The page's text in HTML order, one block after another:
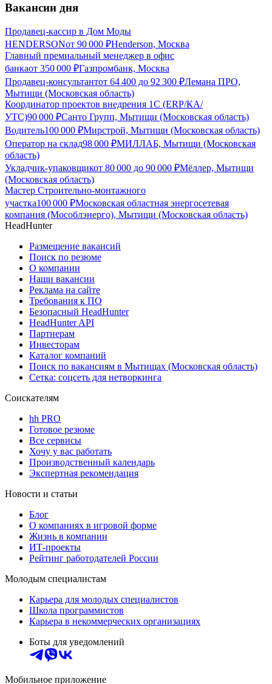
Вакансии дня
Продавец-кассир в Дом Моды
HENDERSONот 90 000 ₽Henderson, Москва
Главный премиальный менеджер в офис
банкаот 350 000 ₽Газпромбанк, Москва
Продавец-консультантот 64 400 до 92 300 ₽Лемана ПРО,
Мытищи (Московская область)
Координатор проектов внедрения 1С (ERP/КА/
УТС)90 000 ₽Санто Групп, Мытищи (Московская область)
Водитель100 000 ₽Мирстрой, Мытищи (Московская область)
Оператор на склад98 000 ₽МИЛЛАБ, Мытищи (Московская
область)
Укладчик-упаковщикот 80 000 до 90 000 ₽Мёллер, Мытищи
(Московская область)
Мастер Строительно-монтажного
участка100 000 ₽Московская областная энергосетевая
компания (Мособлэнерго), Мытищи (Московская область)
HeadHunter
Размещение вакансий
Поиск по резюме
О компании
Наши вакансии
Реклама на сайте
Требования к ПО
Безопасный HeadHunter
HeadHunter API
Партнерам
Инвесторам
Каталог компаний
Поиск по вакансиям в Мытищах (Московская область)
Сетка: соцсеть для нетворкинга
Соискателям
hh PRO
Готовое резюме
Все сервисы
Хочу у вас работать
Производственный календарь
Экспертная рекомендация
Новости и статьи
Блог
О компаниях в игровой форме
Жизнь в компании
ИТ-проекты
Рейтинг работодателей России
Молодым специалистам
Карьера для молодых специалистов
Школа программистов
Карьера в некоммерческих организациях
Боты для уведомлений
Мобильное приложение